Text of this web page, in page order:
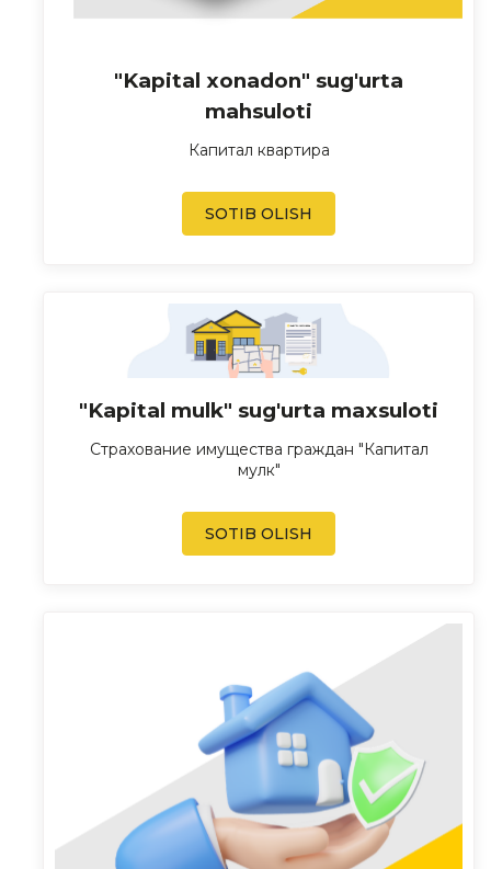
"Kapital xonadon" sug'urta
mahsuloti
Капитал квартира
SOTIB OLISH
"Kapital mulk" sug'urta maxsuloti
Страхование имущества граждан "Капитал
мулк"
SOTIB OLISH